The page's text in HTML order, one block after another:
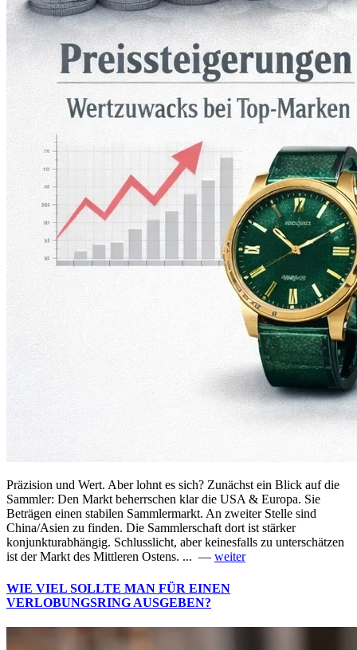
Präzision und Wert. Aber lohnt es sich? Zunächst ein Blick auf die
Sammler: Den Markt beherrschen klar die USA & Europa. Sie
Beträgen einen stabilen Sammlermarkt. An zweiter Stelle sind
China/Asien zu finden. Die Sammlerschaft dort ist stärker
konjunkturabhängig. Schlusslicht, aber keinesfalls zu unterschätzen
ist der Markt des Mittleren Ostens. ... — weiter
WIE VIEL SOLLTE MAN FÜR EINEN
VERLOBUNGSRING AUSGEBEN?